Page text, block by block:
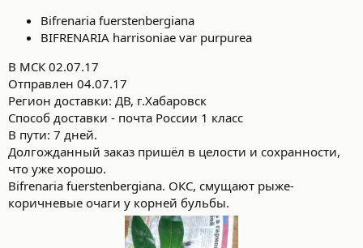
Bifrenaria fuerstenbergiana
BIFRENARIA harrisoniae var purpurea
В МСК 02.07.17
Отправлен 04.07.17
Регион доставки: ДВ, г.Хабаровск
Способ доставки - почта России 1 класс
В пути: 7 дней.
Долгожданный заказ пришёл в целости и сохранности,
что уже хорошо.
Bifrenaria fuerstenbergiana. ОКС, смущают рыже-
коричневые очаги у корней бульбы.